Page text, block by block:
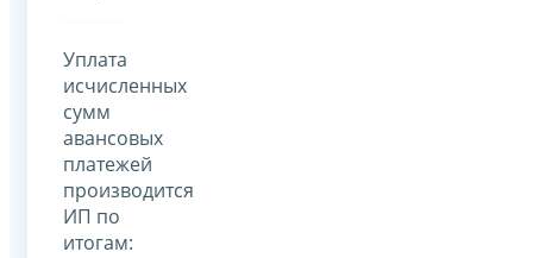
Уплата
исчисленных
сумм
авансовых
платежей
производится
ИП по
итогам: